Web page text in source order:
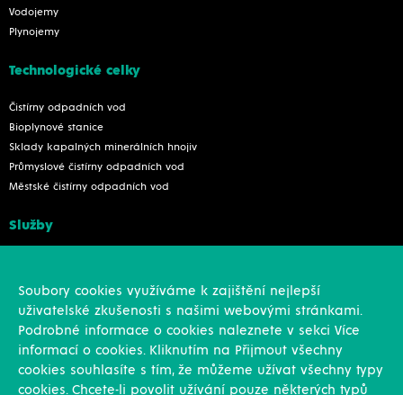
Vodojemy
Plynojemy
Technologické celky
Čistírny odpadních vod
Bioplynové stanice
Sklady kapalných minerálních hnojiv
Průmyslové čistírny odpadních vod
Městské čistírny odpadních vod
Služby
Soubory cookies využíváme k zajištění nejlepší
uživatelské zkušenosti s našimi webovými stránkami.
Podrobné informace o cookies naleznete v sekci Více
informací o cookies. Kliknutím na Přijmout všechny
cookies souhlasíte s tím, že můžeme užívat všechny typy
cookies. Chcete-li povolit užívání pouze některých typů